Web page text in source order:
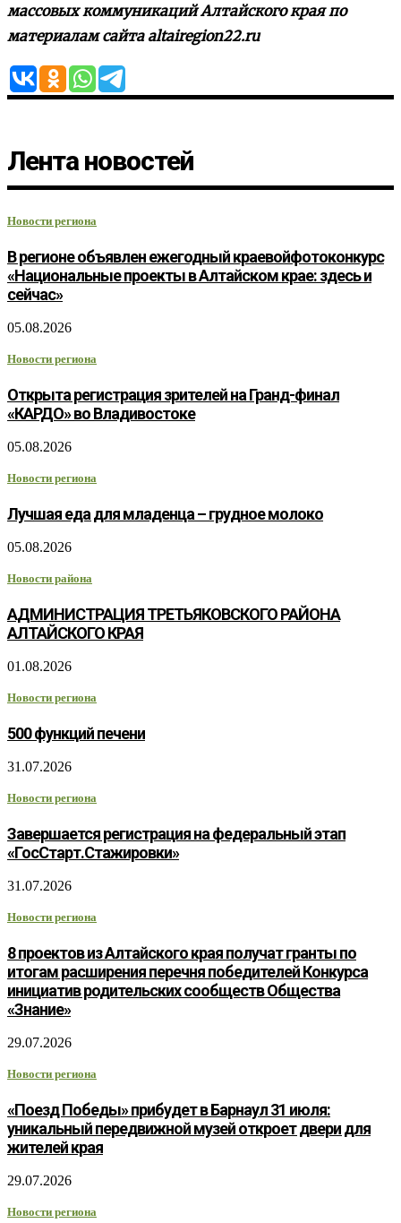
массовых коммуникаций Алтайского края по
материалам сайта altairegion22.ru
Лента новостей
Новости региона
В регионе объявлен ежегодный краевойфотоконкурс
«Национальные проекты в Алтайском крае: здесь и
сейчас»
05.08.2026
Новости региона
Открыта регистрация зрителей на Гранд-финал
«КАРДО» во Владивостоке
05.08.2026
Новости региона
Лучшая еда для младенца – грудное молоко
05.08.2026
Новости района
АДМИНИСТРАЦИЯ ТРЕТЬЯКОВСКОГО РАЙОНА
АЛТАЙСКОГО КРАЯ
01.08.2026
Новости региона
500 функций печени
31.07.2026
Новости региона
Завершается регистрация на федеральный этап
«ГосСтарт.Стажировки»
31.07.2026
Новости региона
8 проектов из Алтайского края получат гранты по
итогам расширения перечня победителей Конкурса
инициатив родительских сообществ Общества
«Знание»
29.07.2026
Новости региона
«Поезд Победы» прибудет в Барнаул 31 июля:
уникальный передвижной музей откроет двери для
жителей края
29.07.2026
Новости региона